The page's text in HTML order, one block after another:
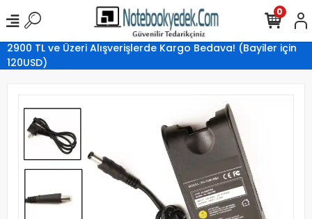
2900 TL ve Üzeri Alışverişlerde Kargo Bedava! (Bayiler için
120USD)
0